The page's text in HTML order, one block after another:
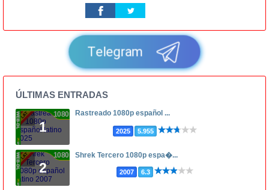
Telegram
ÚLTIMAS ENTRADAS
1
1080p Rastreado 1080p español ...
2025 5.955
2
1080p Shrek Tercero 1080p espa�...
2007 6.3